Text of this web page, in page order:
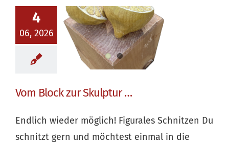
4
06, 2026
Vom Block zur
Skulptur …
Vom Block zur Skulptur …
Endlich wieder möglich! Figurales Schnitzen Du
schnitzt gern und möchtest einmal in die